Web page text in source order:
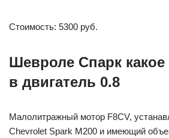
Стоимость: 5300 руб.
Шевроле Спарк
в двигатель 0.8
Малолитражный мотор F8CV,
Chevrolet Spark M200 и имеющий